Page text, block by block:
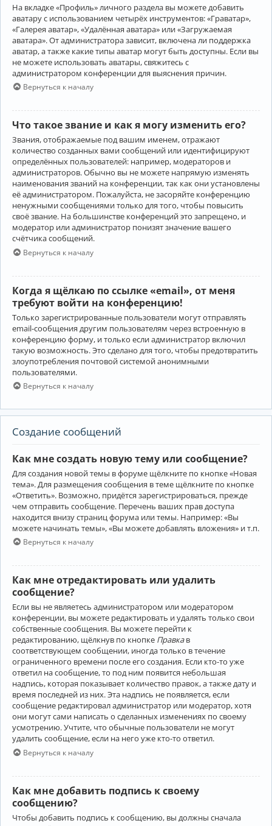
На вкладке «Профиль» личного раздела вы можете добавить
аватару с использованием четырёх инструментов: «Граватар»,
«Галерея аватар», «Удалённая аватара» или «Загружаемая
аватара». От администратора зависит, включена ли поддержка
аватар, а также какие типы аватар могут быть доступны. Если вы
не можете использовать аватары, свяжитесь с
администратором конференции для выяснения причин.
Вернуться к началу
Что такое звание и как я могу изменить его?
Звания, отображаемые под вашим именем, отражают
количество созданных вами сообщений или идентифицируют
определённых пользователей: например, модераторов и
администраторов. Обычно вы не можете напрямую изменять
наименования званий на конференции, так как они установлены
её администратором. Пожалуйста, не засоряйте конференцию
ненужными сообщениями только для того, чтобы повысить
своё звание. На большинстве конференций это запрещено, и
модератор или администратор понизят значение вашего
счётчика сообщений.
Вернуться к началу
Когда я щёлкаю по ссылке «email», от меня
требуют войти на конференцию!
Только зарегистрированные пользователи могут отправлять
email-сообщения другим пользователям через встроенную в
конференцию форму, и только если администратор включил
такую возможность. Это сделано для того, чтобы предотвратить
злоупотребления почтовой системой анонимными
пользователями.
Вернуться к началу
Создание сообщений
Как мне создать новую тему или сообщение?
Для создания новой темы в форуме щёлкните по кнопке «Новая
тема». Для размещения сообщения в теме щёлкните по кнопке
«Ответить». Возможно, придётся зарегистрироваться, прежде
чем отправить сообщение. Перечень ваших прав доступа
находится внизу страниц форума или темы. Например: «Вы
можете начинать темы», «Вы можете добавлять вложения» и т.п.
Вернуться к началу
Как мне отредактировать или удалить
сообщение?
Если вы не являетесь администратором или модератором
конференции, вы можете редактировать и удалять только свои
собственные сообщения. Вы можете перейти к
редактированию, щёлкнув по кнопке Правкав
соответствующем сообщении, иногда только в течение
ограниченного времени после его создания. Если кто-то уже
ответил на сообщение, то под ним появится небольшая
надпись, которая показывает количество правок, а также дату и
время последней из них. Эта надпись не появляется, если
сообщение редактировал администратор или модератор, хотя
они могут сами написать о сделанных изменениях по своему
усмотрению. Учтите, что обычные пользователи не могут
удалить сообщение, если на него уже кто-то ответил.
Вернуться к началу
Как мне добавить подпись к своему
сообщению?
Чтобы добавить подпись к сообщению, вы должны сначала